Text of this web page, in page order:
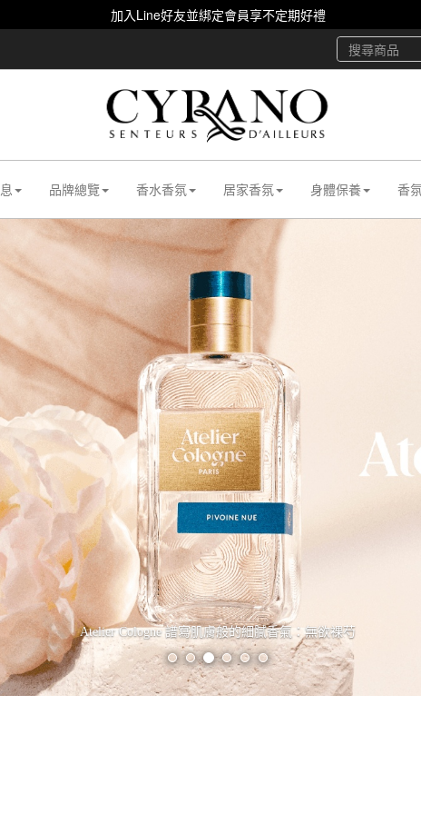
加入Line好友並綁定會員享不定期好禮
品牌總覽 香水香氛 居家香氛 身體保養 香
Atelier Cologne 車用擴香系列全新上市